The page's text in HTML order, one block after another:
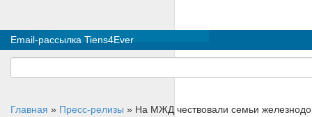
Email-рассылка Tiens4Ever
Главная » Пресс-релизы » На МЖД чествовали семьи